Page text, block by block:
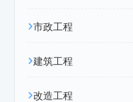
市政工程
建筑工程
改造工程